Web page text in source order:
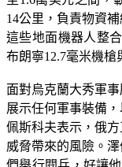
14公里，負責物資
這些地面機器人整
布朗寧12.7毫米機槍
面對烏克蘭大秀軍
展示任何軍事裝備
佩斯科夫表示，俄
威脅帶來的風險。